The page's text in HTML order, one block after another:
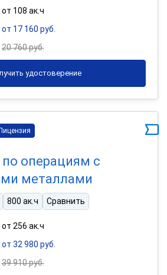
от 108 ак.ч
от 17 160 руб.
20 760 руб.
удостоверение
операциям с
металлами
800 ак.ч Сравнить
от 256 ак.ч
от 32 980 руб.
39 910 руб.